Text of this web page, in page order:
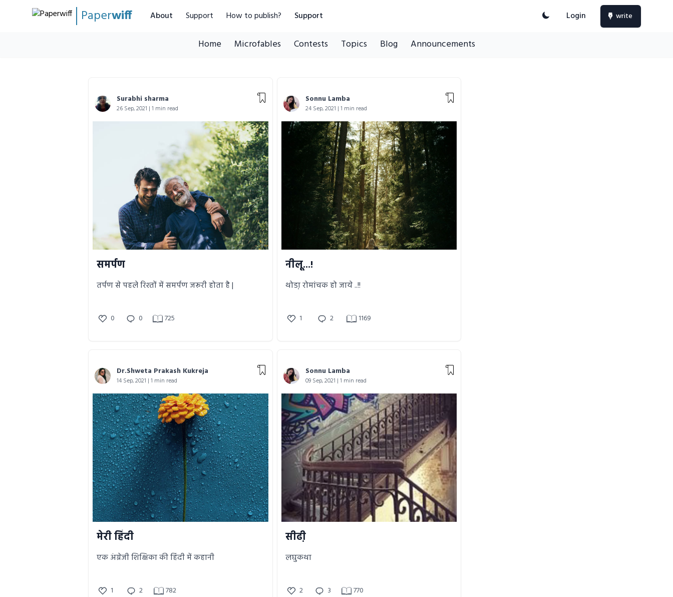
Paperwiff About Support How to publish? Support Login write
Home Microfables Contests Topics Blog Announcements
Surabhi sharma
26 Sep, 2021 | 1 min read
समर्पण
तर्पण से पहले रिश्तों में समर्पण जरूरी होता है |
0 0 725
Sonnu Lamba
24 Sep, 2021 | 1 min read
नीलू...!
थोडा़ रोमांचक हो जाये ..!!
1 2 1169
Dr.Shweta Prakash Kukreja
14 Sep, 2021 | 1 min read
मेरी हिंदी
एक अंग्रेजी शिक्षिका की हिंदी में कहानी
1 2 782
Sonnu Lamba
09 Sep, 2021 | 1 min read
सीढी़
लघुकथा
2 3 770